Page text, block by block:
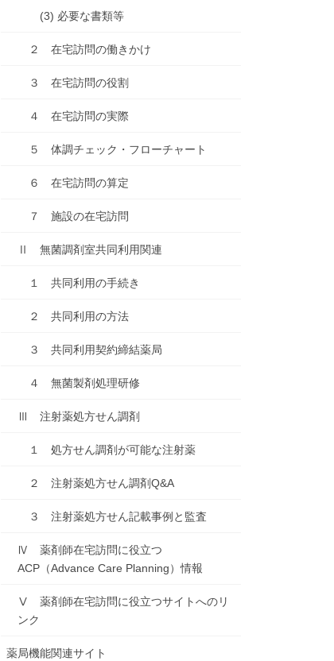
(3) 必要な書類等
２ 在宅訪問の働きかけ
３ 在宅訪問の役割
４ 在宅訪問の実際
５ 体調チェック・フローチャート
６ 在宅訪問の算定
７ 施設の在宅訪問
Ⅱ 無菌調剤室共同利用関連
１ 共同利用の手続き
２ 共同利用の方法
３ 共同利用契約締結薬局
４ 無菌製剤処理研修
Ⅲ 注射薬処方せん調剤
１ 処方せん調剤が可能な注射薬
２ 注射薬処方せん調剤Q&A
３ 注射薬処方せん記載事例と監査
Ⅳ 薬剤師在宅訪問に役立つ
ACP（Advance Care Planning）情報
Ⅴ 薬剤師在宅訪問に役立つサイトへのリ
ンク
薬局機能関連サイト